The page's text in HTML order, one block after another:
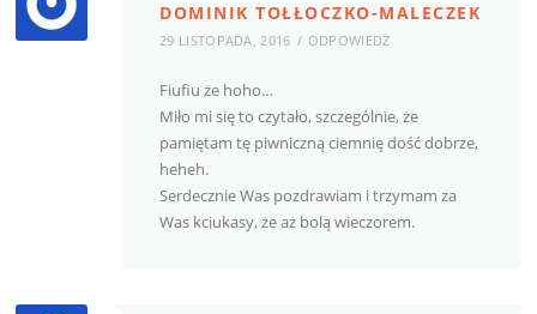
DOMINIK TOŁŁOCZKO-MALECZEK
29 LISTOPADA, 2016 ODPOWIEDZ
Fiufiu że hoho…
Miło mi się to czytało, szczególnie, że
pamiętam tę piwniczną ciemnię dość dobrze,
heheh.
Serdecznie Was pozdrawiam i trzymam za
Was kciukasy, że aż bolą wieczorem.